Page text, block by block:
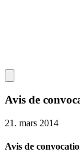
Avis de
21. mars 2014
Avis de